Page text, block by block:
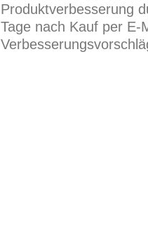
Produktverbesserung
Tage nach Kauf per E-